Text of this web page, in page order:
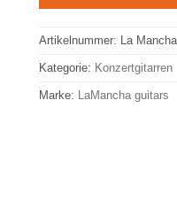
Artikelnummer: La
Kategorie: Konzertgitarren
Marke: LaMancha guitars